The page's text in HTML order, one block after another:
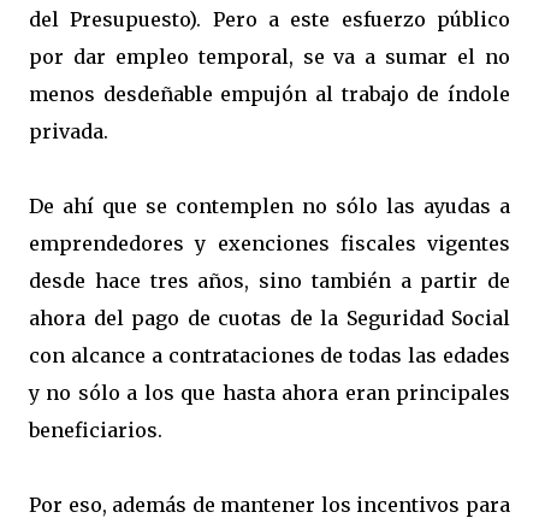
del Presupuesto). Pero a este esfuerzo público
por dar empleo temporal, se va a sumar el no
menos desdeñable empujón al trabajo de índole
privada.
De ahí que se contemplen no sólo las ayudas a
emprendedores y exenciones fiscales vigentes
desde hace tres años, sino también a partir de
ahora del pago de cuotas de la Seguridad Social
con alcance a contrataciones de todas las edades
y no sólo a los que hasta ahora eran principales
beneficiarios.
Por eso, además de mantener los incentivos para